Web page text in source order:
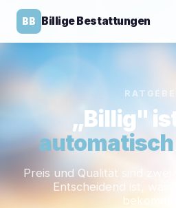
BB Billige Bestattungen
„Billig"
Preis und Qualität sind zwei
Entscheidend ist, was